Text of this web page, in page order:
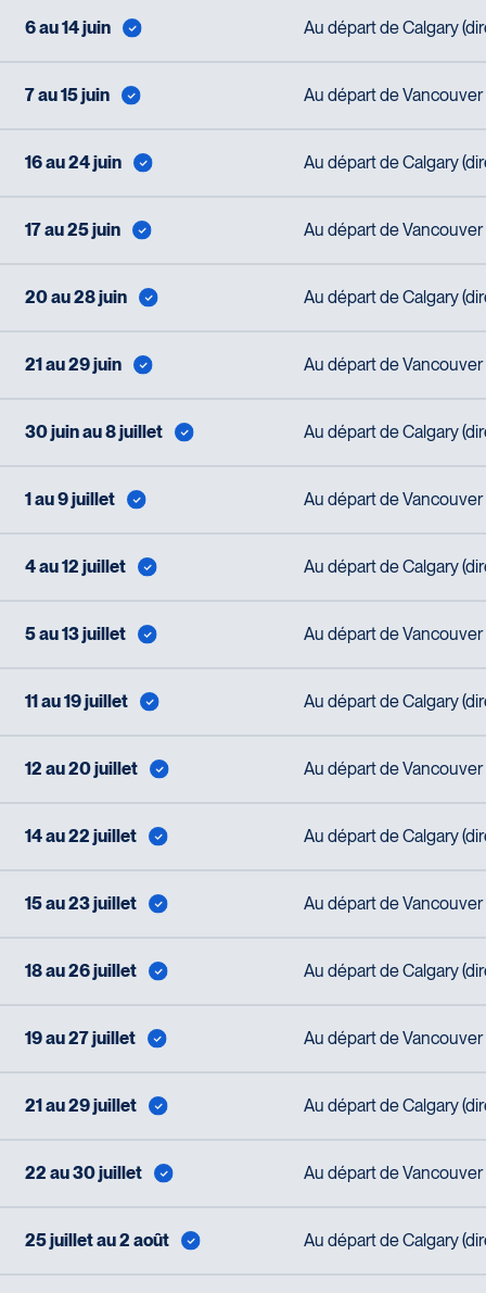
6 au 14 juin Au départ de Calgary
7 au 15 juin Au départ de
16 au 24 juin Au départ de Calgary
17 au 25 juin Au départ de
20 au 28 juin Au départ de Calgary
21 au 29 juin Au départ de
30 juin au 8 juillet Au départ de Calgary
1 au 9 juillet Au départ de
4 au 12 juillet Au départ de Calgary
5 au 13 juillet Au départ de
11 au 19 juillet Au départ de Calgary
12 au 20 juillet Au départ de
14 au 22 juillet Au départ de Calgary
15 au 23 juillet Au départ de
18 au 26 juillet Au départ de Calgary
19 au 27 juillet Au départ de
21 au 29 juillet Au départ de Calgary
22 au 30 juillet Au départ de
25 juillet au 2 août Au départ de Calgary